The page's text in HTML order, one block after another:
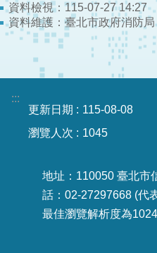
榮
譽
榜
絡
訊
資料檢視：115-07-27 14:27
資料維護：臺北市政府消防局
:::
更新日期
115-08-08
瀏覽人次
1045
地址：110050 臺北市
話：02-27297668 (代
最佳瀏覽解析度為